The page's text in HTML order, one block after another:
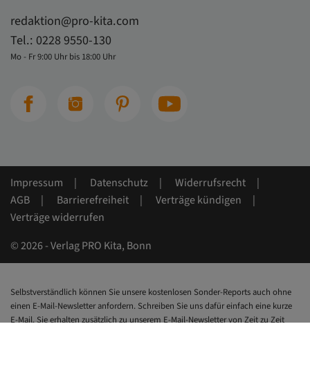
redaktion@pro-kita.com
Tel.: 0228 9550-130
Mo - Fr 9:00 Uhr bis 18:00 Uhr
Impressum Datenschutz
Widerrufsrecht
AGB
Barrierefreiheit
Verträge kündigen
Verträge widerrufen
© 2026 - Verlag PRO Kita, Bonn
Selbstverständlich können Sie unsere kostenlosen Sonder-Reports auch ohne
einen E-Mail-Newsletter anfordern. Schreiben Sie uns dafür einfach eine kurze
E-Mail. Sie erhalten zusätzlich zu unserem E-Mail-Newsletter von Zeit zu Zeit